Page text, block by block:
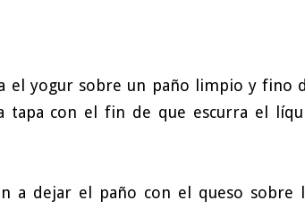
el yogur sobre un paño limpio y fino
tapa con el fin de que escurra el
a dejar el paño con el queso sobre